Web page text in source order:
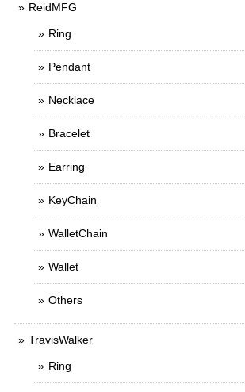
ReidMFG
Ring
Pendant
Necklace
Bracelet
Earring
KeyChain
WalletChain
Wallet
Others
TravisWalker
Ring